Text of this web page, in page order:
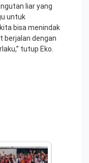
liar yang
untuk
bisa menindak
berjalan dengan
tutup Eko.